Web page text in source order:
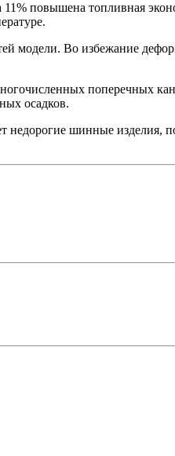
11% повышена топливная
модели. Во избежание
поперечных
осадков.
недорогие шинные изделия,